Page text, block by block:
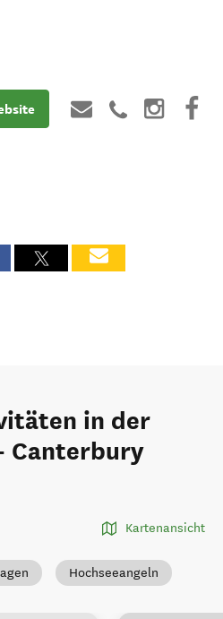
in der
Canterbury
Kartenansicht
Hochseeangeln